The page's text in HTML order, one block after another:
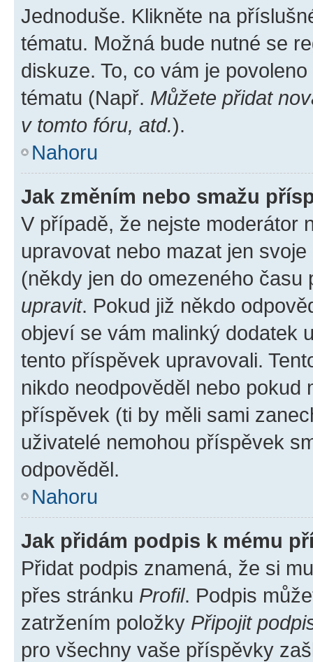
Jednoduše. Klikněte na
tématu. Možná bude nutné se
diskuze. To, co vám je
tématu (Např. Můžete přidat
v tomto fóru, atd.).
Nahoru
Jak změním nebo smažu
V případě, že nejste moderátor
upravovat nebo mazat jen
(někdy jen do omezeného
upravit. Pokud již někdo
objeví se vám malinký dodatek
tento příspěvek upravovali.
nikdo neodpověděl nebo pokud
příspěvek (ti by měli sami
uživatelé nemohou příspěvek
odpověděl.
Nahoru
Jak přidám podpis k mému
Přidat podpis znamená, že si
přes stránku Profil. Podpis
zatržením položky Připojit
pro všechny vaše příspěvky